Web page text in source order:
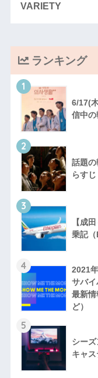
VARIETY
ランキング
1
6/17(
信中の
2
話題
らす
3
【成
乗記（
4
2021
サバイ
最新
ど）
5
シー
キャ